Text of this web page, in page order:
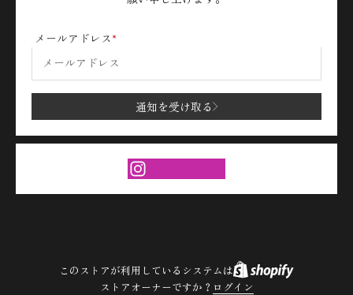
メールアドレス
通知を受け取る
このストアが利用しているシステムは
ストアオーナーですか？ ログイン